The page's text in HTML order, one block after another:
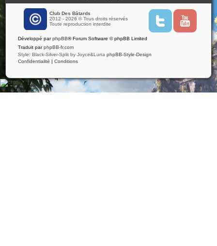
Club Des Bâtards
2012 - 2026 © Tous droits réservés
Toute reproduction interdite
T
i
Y
u
Développé parphpBB® Forum Software © phpBB Limited
Traduit parphpBB-fr.com
Style: Black-Silver-Split by Joyce&Luna phpBB-Style-Design
Confidentialité | Conditions